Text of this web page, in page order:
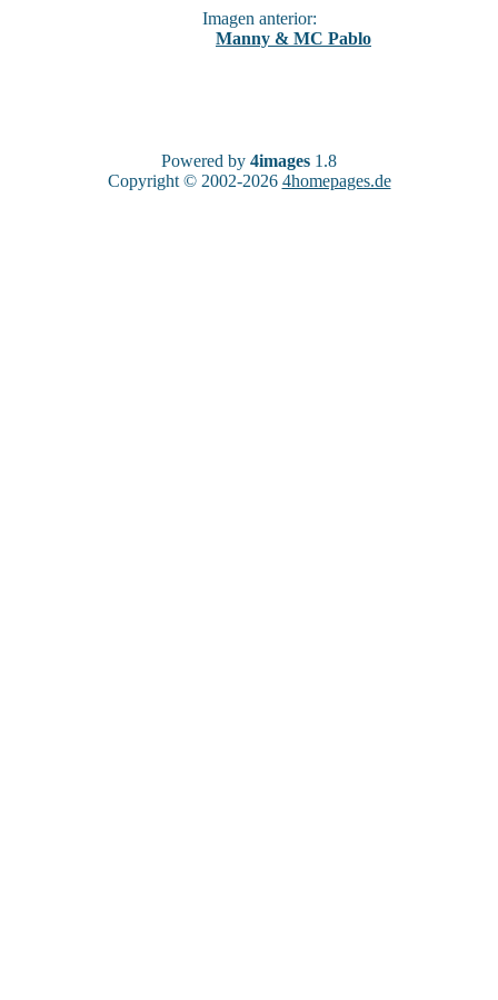
Imagen anterior:
Manny & MC Pablo
Powered by 4images 1.8
Copyright © 2002-2026 4homepages.de